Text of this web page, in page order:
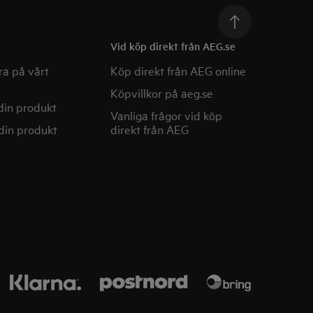
på vårt
produkt
produkt
Vid köp direkt från AEG.se
Köp direkt från AEG online
Köpvillkor på aeg.se
Vanliga frågor vid köp
direkt från AEG